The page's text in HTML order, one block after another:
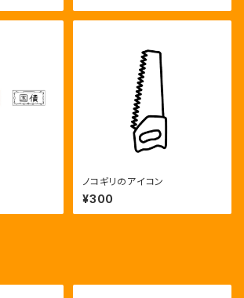
ノコギリのアイコン
¥300